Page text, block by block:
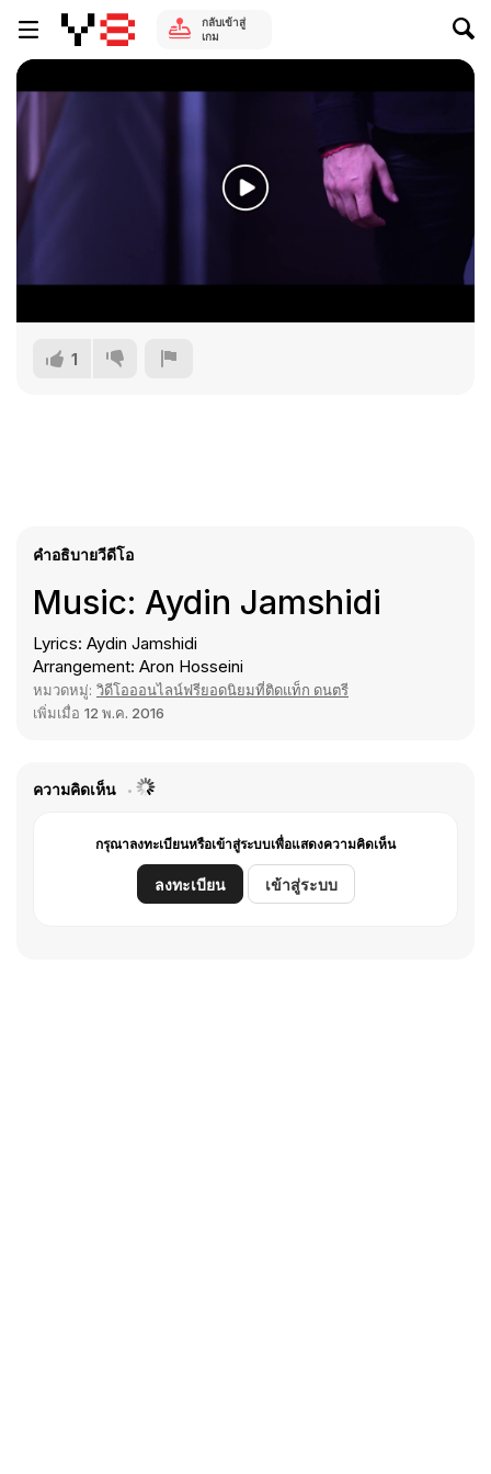
กลับเข้าสู่
เกม
1
คำอธิบายวีดีโอ
Music: Aydin Jamshidi
Lyrics: Aydin Jamshidi
Arrangement: Aron Hosseini
หมวดหมู่: วิดีโอออนไลน์ฟรียอดนิยมที่ติดแท็ก ดนตรี
เพิ่มเมื่อ 12 พ.ค. 2016
ความคิดเห็น
กรุณาลงทะเบียนหรือเข้าสู่ระบบเพื่อแสดงความคิดเห็น
ลงทะเบียน เข้าสู่ระบบ